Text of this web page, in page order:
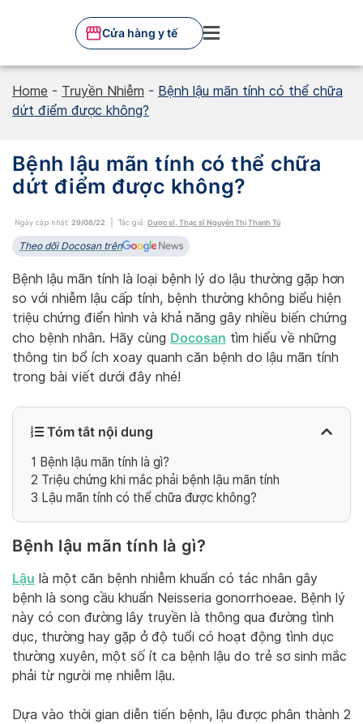
Cửa hàng y tế
Home - Truyền Nhiễm - Bệnh lậu mãn tính có thể chữa
dứt điểm được không?
Bệnh lậu mãn tính có thể chữa
dứt điểm được không?
Ngày cập nhật: 29/08/22 Tác giả: Dược sĩ, Thạc sĩ Nguyễn Thị Thanh Tú
Theo dõi Docosan trên
Bệnh lậu mãn tính là loại bệnh lý do lậu thường gặp hơn
so với nhiễm lậu cấp tính, bệnh thường không biểu hiện
triệu chứng điển hình và khả năng gây nhiều biến chứng
cho bệnh nhân. Hãy cùng Docosan tìm hiểu về những
thông tin bổ ích xoay quanh căn bệnh do lậu mãn tính
trong bài viết dưới đây nhé!
Tóm tắt nội dung
1 Bệnh lậu mãn tính là gì?
2 Triệu chứng khi mắc phải bệnh lậu mãn tính
3 Lậu mãn tính có thể chữa được không?
Bệnh lậu mãn tính là gì?
Lậu là một căn bệnh nhiễm khuẩn có tác nhân gây
bệnh là song cầu khuẩn Neisseria gonorrhoeae. Bệnh lý
này có con đường lây truyền là thông qua đường tình
dục, thường hay gặp ở độ tuổi có hoạt động tình dục
thường xuyên, một số ít ca bệnh lậu do trẻ sơ sinh mắc
phải từ người mẹ nhiễm lậu.
Dựa vào thời gian diễn tiến bệnh, lậu được phân thành 2